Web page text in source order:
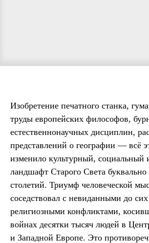
Изобретение печатного станка,
труды европейских философов,
естественнонаучных дисциплин,
представлений о географии — всё
изменило культурный, социальный
ландшафт Старого Света буквально
столетий. Триумф человеческой
соседствовал с невиданными до
религиозными конфликтами,
войнах десятки тысяч людей в
и Западной Европе. Это